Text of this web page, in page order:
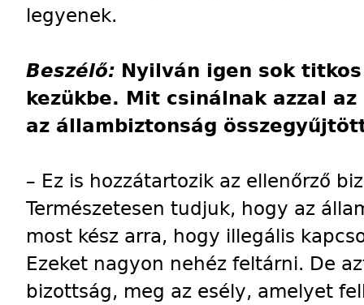
legyenek.
Beszélő: Nyilván igen sok
kezükbe. Mit csinálnak azzal
az állambiztonság
– Ez is hozzátartozik az ellenőrző
Természetesen tudjuk, hogy az
most kész arra, hogy illegális
Ezeket nagyon nehéz feltárni. De
bizottság, meg az esély, amelyet